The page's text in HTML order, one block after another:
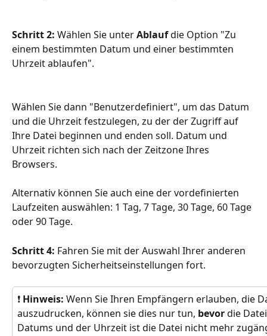
Schritt 2: Wählen Sie unter Ablauf die Option "Zu
einem bestimmten Datum und einer bestimmten
Uhrzeit ablaufen".
Wählen Sie dann "Benutzerdefiniert", um das Datum
und die Uhrzeit festzulegen, zu der der Zugriff auf
Ihre Datei beginnen und enden soll. Datum und
Uhrzeit richten sich nach der Zeitzone Ihres
Browsers.
Alternativ können Sie auch eine der vordefinierten
Laufzeiten auswählen: 1 Tag, 7 Tage, 30 Tage, 60 Tage
oder 90 Tage.
Schritt 4: Fahren Sie mit der Auswahl Ihrer anderen
bevorzugten Sicherheitseinstellungen fort.
❗ Hinweis: Wenn Sie Ihren Empfängern erlauben, die
auszudrucken, können sie dies nur tun, bevor die
Datums und der Uhrzeit ist die Datei nicht mehr